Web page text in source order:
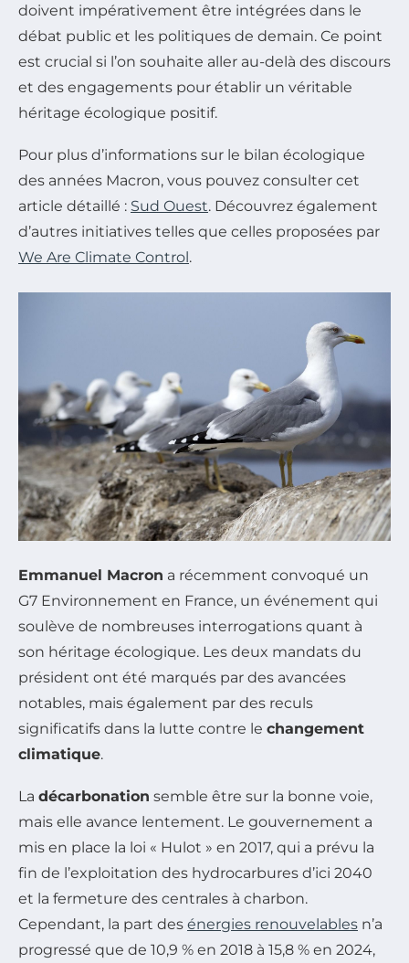
doivent impérativement être intégrées dans le
débat public et les politiques de demain. Ce point
est crucial si l’on souhaite aller au-delà des discours
et des engagements pour établir un véritable
héritage écologique positif.
Pour plus d’informations sur le bilan écologique
des années Macron, vous pouvez consulter cet
article détaillé : Sud Ouest. Découvrez également
d’autres initiatives telles que celles proposées par
We Are Climate Control.
Emmanuel Macron a récemment convoqué un
G7 Environnement en France, un événement qui
soulève de nombreuses interrogations quant à
son héritage écologique. Les deux mandats du
président ont été marqués par des avancées
notables, mais également par des reculs
significatifs dans la lutte contre le changement
climatique.
La décarbonation semble être sur la bonne voie,
mais elle avance lentement. Le gouvernement a
mis en place la loi « Hulot » en 2017, qui a prévu la
fin de l’exploitation des hydrocarbures d’ici 2040
et la fermeture des centrales à charbon.
Cependant, la part des énergies renouvelables n’a
progressé que de 10,9 % en 2018 à 15,8 % en 2024,